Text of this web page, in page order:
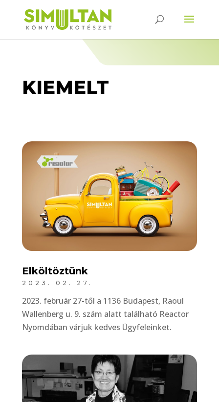
KIEMELT
Elköltöztünk
2023. 02. 27.
2023. február 27-től a 1136 Budapest, Raoul
Wallenberg u. 9. szám alatt található Reactor
Nyomdában várjuk kedves Ügyfeleinket.